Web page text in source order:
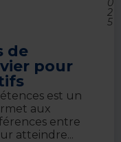
0
2
5
de
pour
est un
aux
entre
atteindre...